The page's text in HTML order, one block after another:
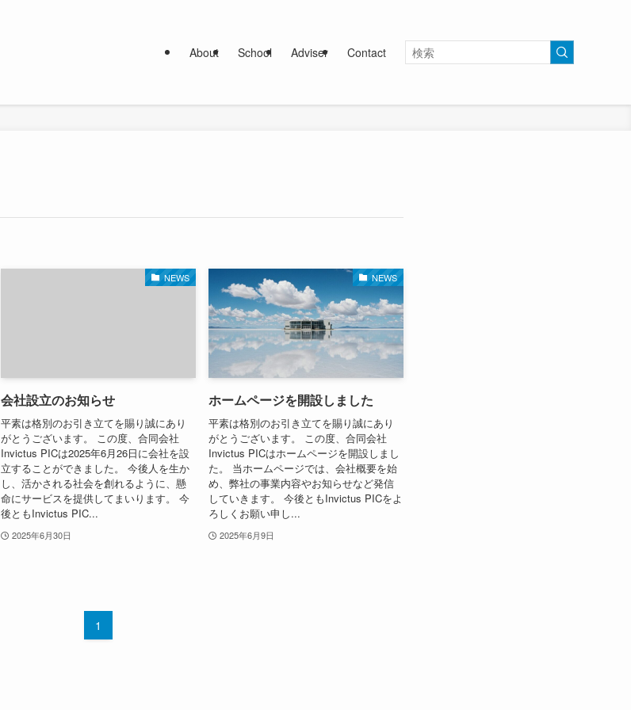
About School Adviser Contact
NEWS
会社設立のお知らせ
平素は格別のお引き立てを賜り誠にあり
がとうございます。 この度、合同会社
Invictus PICは2025年6月26日に会社を設
立することができました。 今後人を生か
し、活かされる社会を創れるように、懸
命にサービスを提供してまいります。 今
後ともInvictus PIC...
2025年6月30日
NEWS
ホームページを開設しました
平素は格別のお引き立てを賜り誠にあり
がとうございます。 この度、合同会社
Invictus PICはホームページを開設しまし
た。 当ホームページでは、会社概要を始
め、弊社の事業内容やお知らせなど発信
していきます。 今後ともInvictus PICをよ
ろしくお願い申し...
2025年6月9日
1